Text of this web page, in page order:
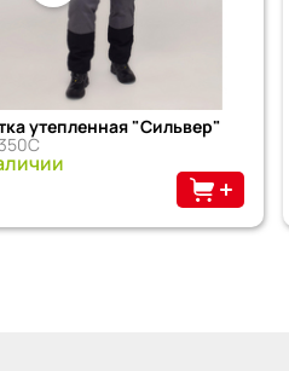
утепленная "Сильвер"